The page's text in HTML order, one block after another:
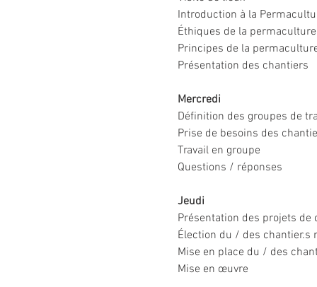
Introduction à la
Éthiques de la permaculture
Principes de la
Présentation des chantiers
Mercredi
Définition des groupes de
Prise de besoins des
Travail en groupe
Questions / réponses
Jeudi
Présentation des projets
Élection du / des chantier.s
Mise en place du / des
Mise en œuvre